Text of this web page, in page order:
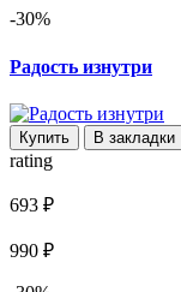
-30%
Радость изнутри
Купить В закладки
rating
693 ₽
990 ₽